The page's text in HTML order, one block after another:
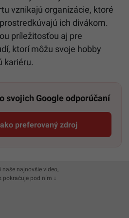
vznikajú organizácie, ktoré
ich divákom.
príležitosťou aj pre
ktorí môžu svoje hobby
kariéru.
svojich Google odporúčaní
preferovaný zdroj
Startitup, odkaz sa otvorí v
naše najnovšie video,
pokračuje pod ním ↓